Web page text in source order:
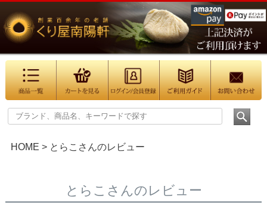
HOME とらこさんのレビュー
とらこさんのレビュー